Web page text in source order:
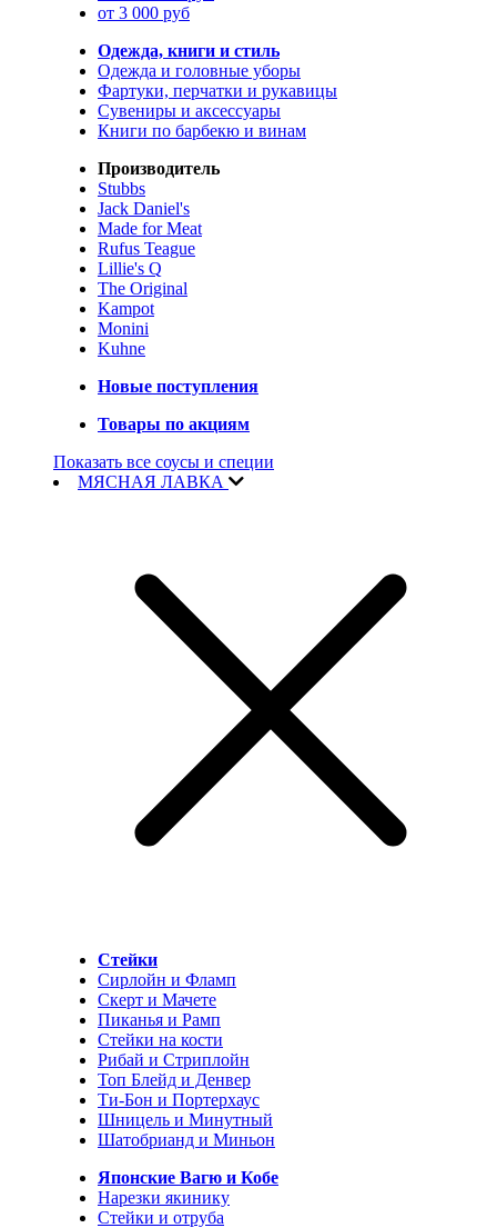
от 3 000 руб
Одежда, книги и стиль
Одежда и головные уборы
Фартуки, перчатки и рукавицы
Сувениры и аксессуары
Книги по барбекю и винам
Производитель
Stubbs
Jack Daniel's
Made for Meat
Rufus Teague
Lillie's Q
The Original
Kampot
Monini
Kuhne
Новые поступления
Товары по акциям
Показать все соусы и специи
МЯСНАЯ ЛАВКА
Стейки
Сирлойн и Фламп
Скерт и Мачете
Пиканья и Рамп
Стейки на кости
Рибай и Стриплойн
Топ Блейд и Денвер
Ти-Бон и Портерхаус
Шницель и Минутный
Шатобрианд и Миньон
Японские Вагю и Кобе
Нарезки якинику
Стейки и отруба